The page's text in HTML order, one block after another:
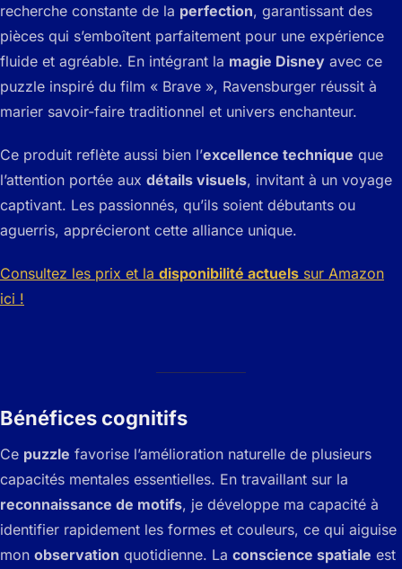
recherche constante de la perfection, garantissant des
pièces qui s’emboîtent parfaitement pour une expérience
fluide et agréable. En intégrant la magie Disney avec ce
puzzle inspiré du film « Brave », Ravensburger réussit à
marier savoir-faire traditionnel et univers enchanteur.
Ce produit reflète aussi bien l’excellence technique que
l’attention portée aux détails visuels, invitant à un voyage
captivant. Les passionnés, qu’ils soient débutants ou
aguerris, apprécieront cette alliance unique.
Consultez les prix et la disponibilité actuels sur Amazon
ici !
Bénéfices cognitifs
Ce puzzle favorise l’amélioration naturelle de plusieurs
capacités mentales essentielles. En travaillant sur la
reconnaissance de motifs, je développe ma capacité à
identifier rapidement les formes et couleurs, ce qui aiguise
mon observation quotidienne. La conscience spatiale est